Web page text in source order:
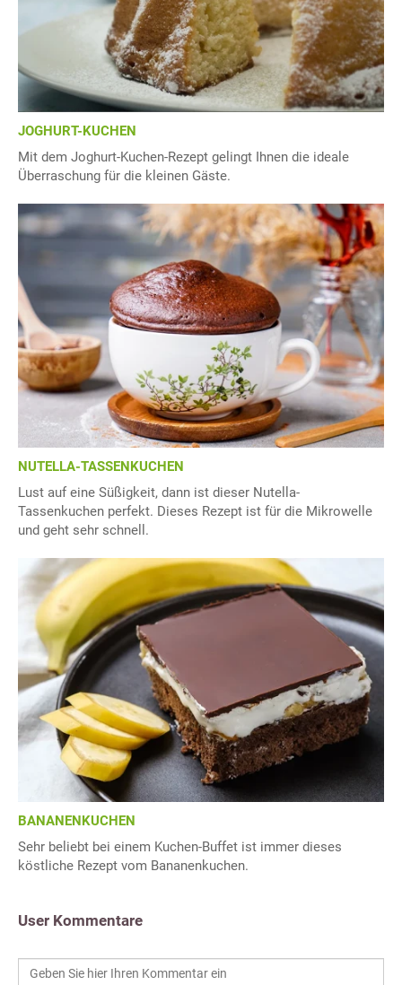
JOGHURT-KUCHEN
Mit dem Joghurt-Kuchen-Rezept gelingt Ihnen die ideale
Überraschung für die kleinen Gäste.
NUTELLA-TASSENKUCHEN
Lust auf eine Süßigkeit, dann ist dieser Nutella-
Tassenkuchen perfekt. Dieses Rezept ist für die Mikrowelle
und geht sehr schnell.
BANANENKUCHEN
Sehr beliebt bei einem Kuchen-Buffet ist immer dieses
köstliche Rezept vom Bananenkuchen.
User Kommentare